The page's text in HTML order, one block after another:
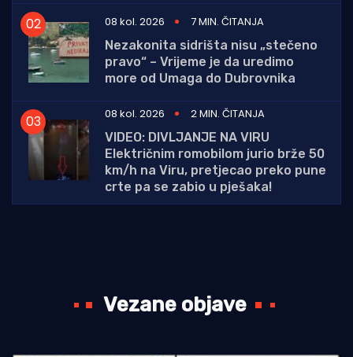
08 kol. 2026
7 MIN. ČITANJA
Nezakonita sidrišta nisu „stečeno
pravo“ – Vrijeme je da uredimo
more od Umaga do Dubrovnika
08 kol. 2026
2 MIN. ČITANJA
VIDEO: DIVLJANJE NA VIRU
Električnim romobilom jurio brže 50
km/h na Viru, pretjecao preko pune
crte pa se zabio u pješaka!
Vezane objave